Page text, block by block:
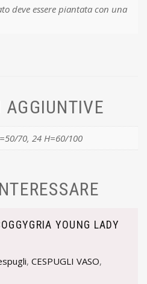
deve essere piantata con una
AGGIUNTIVE
70, 24 H=60/100
YOUNG LADY
,CESPUGLI VASO,